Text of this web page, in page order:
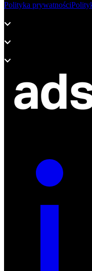
Polityka prywatności